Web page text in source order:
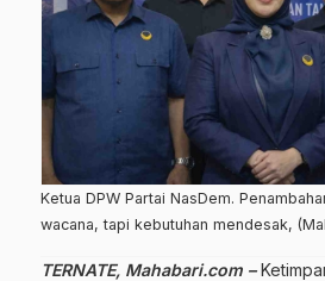
Ketua DPW Partai NasDem.
wacana, tapi kebutuhan mendesak,
TERNATE, Mahabari.com –